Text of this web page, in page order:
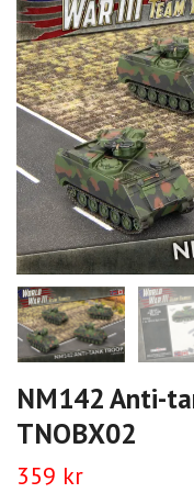
NM142 Anti-
TNOBX02
359 kr